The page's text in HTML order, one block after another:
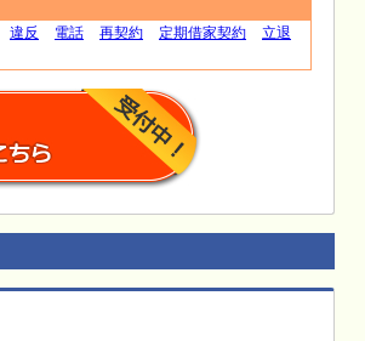
違反 電話 再契約 定期借家契約
立退